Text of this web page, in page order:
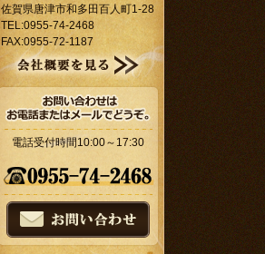
佐賀県唐津市和多田百人町1-28
TEL:0955-74-2468
FAX:0955-72-1187
電話受付時間10:00～17:30